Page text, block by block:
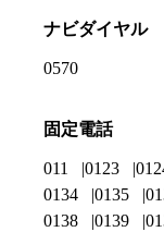
ナビダイヤル
0570
固定電話
011 0123
0134
0135
0138
0139